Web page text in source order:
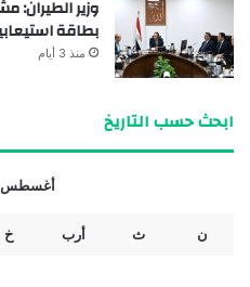
بطاقة استيعابية تصل إلى
منذ 3 أيام
ابحث حسب التاريخ
أغسطس 2026
ن ث أرب خ